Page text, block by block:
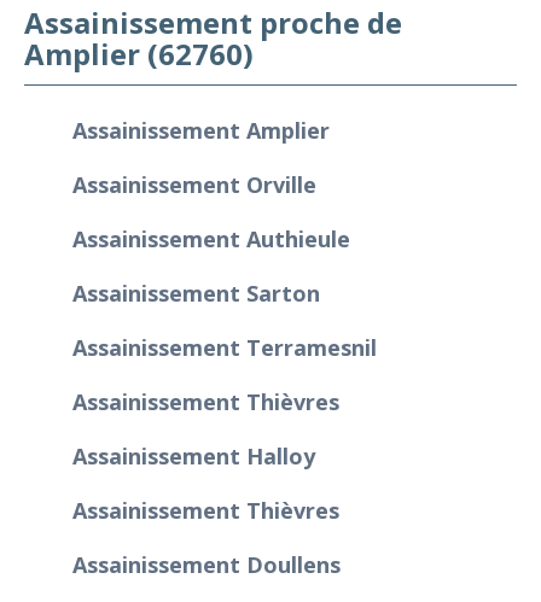
Assainissement proche de
Amplier (62760)
Assainissement Amplier
Assainissement Orville
Assainissement Authieule
Assainissement Sarton
Assainissement Terramesnil
Assainissement Thièvres
Assainissement Halloy
Assainissement Thièvres
Assainissement Doullens